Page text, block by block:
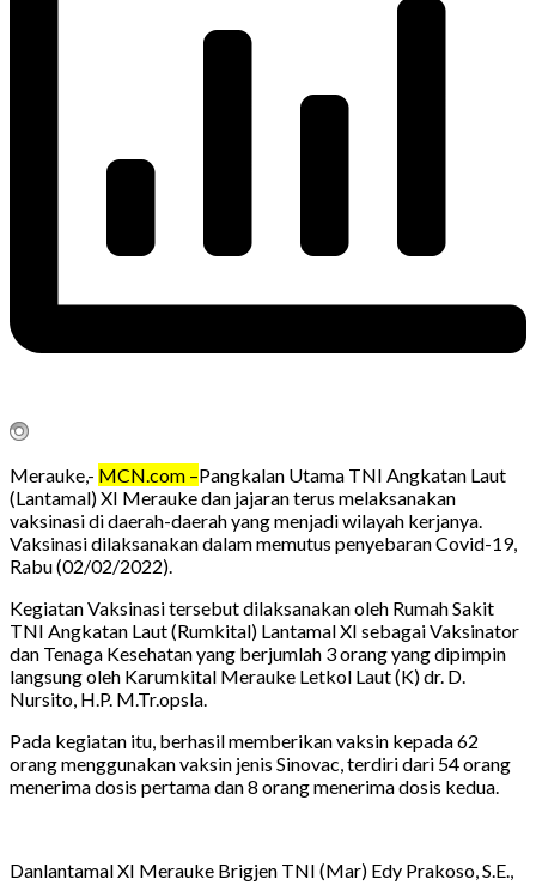
Merauke,- MCN.com –Pangkalan Utama TNI Angkatan Laut
(Lantamal) XI Merauke dan jajaran terus melaksanakan
vaksinasi di daerah-daerah yang menjadi wilayah kerjanya.
Vaksinasi dilaksanakan dalam memutus penyebaran Covid-19,
Rabu (02/02/2022).
Kegiatan Vaksinasi tersebut dilaksanakan oleh Rumah Sakit
TNI Angkatan Laut (Rumkital) Lantamal XI sebagai Vaksinator
dan Tenaga Kesehatan yang berjumlah 3 orang yang dipimpin
langsung oleh Karumkital Merauke Letkol Laut (K) dr. D.
Nursito, H.P. M.Tr.opsla.
Pada kegiatan itu, berhasil memberikan vaksin kepada 62
orang menggunakan vaksin jenis Sinovac, terdiri dari 54 orang
menerima dosis pertama dan 8 orang menerima dosis kedua.
Danlantamal XI Merauke Brigjen TNI (Mar) Edy Prakoso, S.E.,